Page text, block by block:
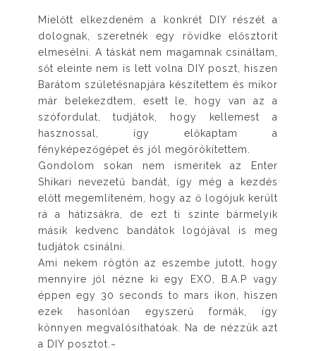
Mielőtt elkezdeném a konkrét DIY részét a
dolognak, szeretnék egy rövidke elősztorit
elmesélni. A táskát nem magamnak csináltam,
sőt eleinte nem is lett volna DIY poszt, hiszen
Barátom születésnapjára készítettem és mikor
már belekezdtem, esett le, hogy van az a
szófordulat, tudjátok, hogy kellemest a
hasznossal, így előkaptam a
fényképezőgépet és jól megörökítettem.
Gondolom sokan nem ismeritek az Enter
Shikari nevezetű bandát, így még a kezdés
előtt megemlíteném, hogy az ő logójuk került
rá a hátizsákra, de ezt ti szinte bármelyik
másik kedvenc bandátok logójával is meg
tudjátok csinálni.
Ami nekem rögtön az eszembe jutott, hogy
mennyire jól nézne ki egy EXO, B.A.P vagy
éppen egy 30 seconds to mars ikon, hiszen
ezek hasonlóan egyszerű formák, így
könnyen megvalósíthatóak. Na de nézzük azt
a DIY posztot.~